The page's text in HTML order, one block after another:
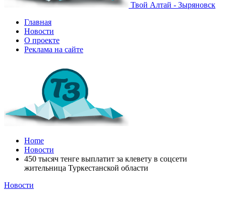
Твой Алтай - Зыряновск
Главная
Новости
О проекте
Реклама на сайте
Home
Новости
450 тысяч тенге выплатит за клевету в соцсети
жительница Туркестанской области
Новости